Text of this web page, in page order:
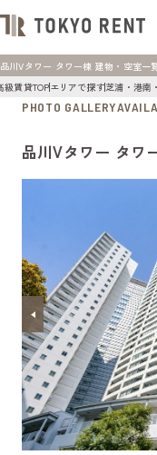
品川Vタワー タワー棟 建物・空室一
級賃貸TOPエリアで探す芝浦・港南
PHOTO GALLERY
品川Vタワー タワ